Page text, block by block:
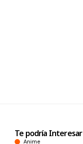
Te podría Interesar
Anime